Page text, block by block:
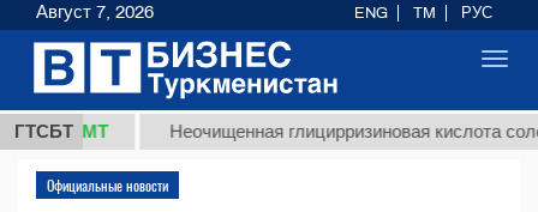
ГТСБТ Неочищенная глицирризиновая кислота
Официальные новости
Август 7, 2026 ENG TM РУС